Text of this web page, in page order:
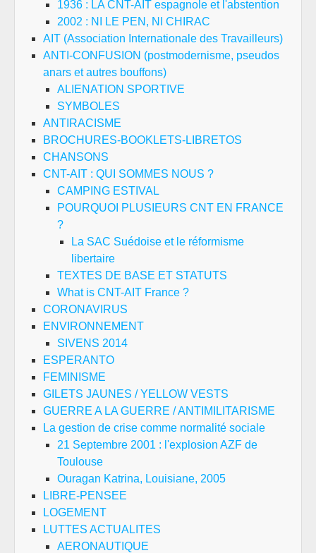
1936 : LA CNT-AIT espagnole et l'abstention
2002 : NI LE PEN, NI CHIRAC
AIT (Association Internationale des Travailleurs)
ANTI-CONFUSION (postmodernisme, pseudos
anars et autres bouffons)
ALIENATION SPORTIVE
SYMBOLES
ANTIRACISME
BROCHURES-BOOKLETS-LIBRETOS
CHANSONS
CNT-AIT : QUI SOMMES NOUS ?
CAMPING ESTIVAL
POURQUOI PLUSIEURS CNT EN FRANCE
?
La SAC Suédoise et le réformisme
libertaire
TEXTES DE BASE ET STATUTS
What is CNT-AIT France ?
CORONAVIRUS
ENVIRONNEMENT
SIVENS 2014
ESPERANTO
FEMINISME
GILETS JAUNES / YELLOW VESTS
GUERRE A LA GUERRE / ANTIMILITARISME
La gestion de crise comme normalité sociale
21 Septembre 2001 : l'explosion AZF de
Toulouse
Ouragan Katrina, Louisiane, 2005
LIBRE-PENSEE
LOGEMENT
LUTTES ACTUALITES
AERONAUTIQUE